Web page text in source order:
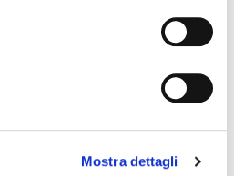
Mostra dettagli
presso il Padiglione B3,